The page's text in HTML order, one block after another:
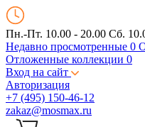
Пн.-Пт. 10.00 - 20.00 Сб.
Недавно просмотренные 0
Отложенные коллекции 0
Вход на сайт
Авторизация
+7 (495) 150-46-12
zakaz@mosmax.ru